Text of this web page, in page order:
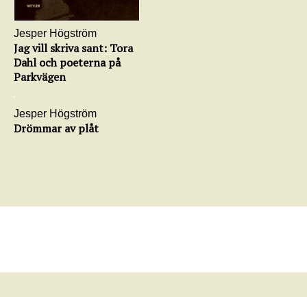
Jesper Högström
Jag vill skriva sant: Tora
Dahl och poeterna på
Parkvägen
Jesper Högström
Drömmar av plåt